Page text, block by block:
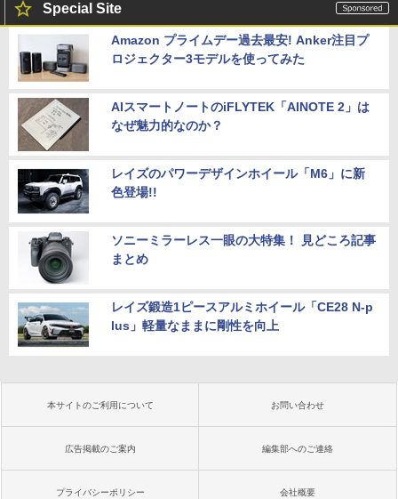
Special Site
Amazon プライムデー過去最安! Anker注目プ
ロジェクター3モデルを使ってみた
AIスマートノートのiFLYTEK「AINOTE 2」は
なぜ魅力的なのか？
レイズのパワーデザインホイール「M6」に新
色登場!!
ソニーミラーレス一眼の大特集！ 見どころ記事
まとめ
レイズ鍛造1ピースアルミホイール「CE28 N-p
lus」軽量なままに剛性を向上
本サイトのご利用について お問い合わせ
広告掲載のご案内 編集部へのご連絡
プライバシーポリシー 会社概要